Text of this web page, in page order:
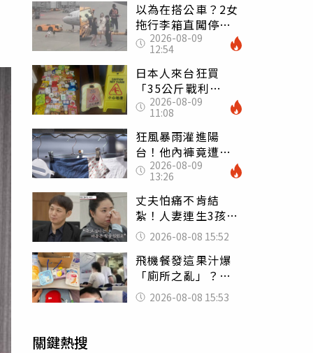
以為在搭公車？2女
拖行李箱直闖停機
坪「揮手攔機」
荒謬影片曝網傻眼
2026-08-09
12:54
日本人來台狂買
「35公斤戰利
品」 連拜拜用紅
盤、「小心地滑」
告示牌也帶回家
2026-08-09
11:08
狂風暴雨灌進陽
台！他內褲竟遭颱
風吹走 陳世軒神
回1句笑翻上萬網友
2026-08-09
13:26
丈夫怕痛不肯結
紮！人妻連生3孩
控遭家暴淚喊：真
的好累
2026-08-08 15:52
飛機餐發這果汁爆
「廁所之亂」？乘
客崩潰：差點丟大
臉 醫揭3類人別亂
2026-08-08 15:53
關鍵熱搜